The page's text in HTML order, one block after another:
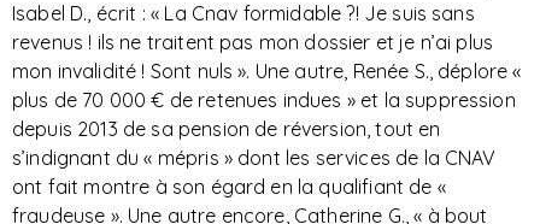
Isabel D., écrit : « La Cnav formidable ?! Je suis sans
revenus ! ils ne traitent pas mon dossier et je n’ai plus
mon invalidité ! Sont nuls ». Une autre, Renée S., déplore «
plus de 70 000 € de retenues indues » et la suppression
depuis 2013 de sa pension de réversion, tout en
s’indignant du « mépris » dont les services de la CNAV
ont fait montre à son égard en la qualifiant de «
fraudeuse ». Une autre encore, Catherine G., « à bout